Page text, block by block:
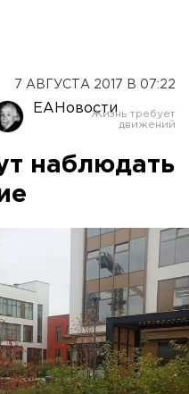
7 АВГУСТА 2017 В 07:22
ЕАНовости
наблюдать